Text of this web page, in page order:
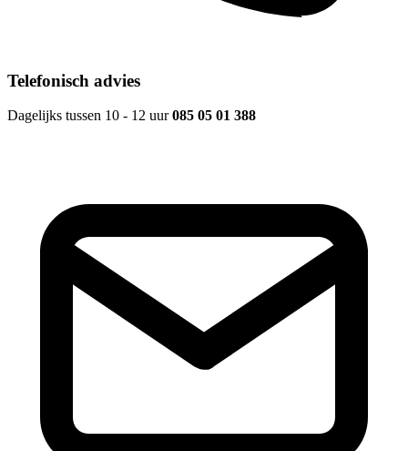
Telefonisch advies
Dagelijks tussen 10 - 12 uur085 05 01 388